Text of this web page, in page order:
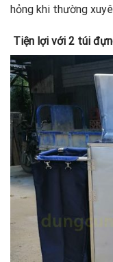
hỏng khi thường
Tiện lợi với 2 túi